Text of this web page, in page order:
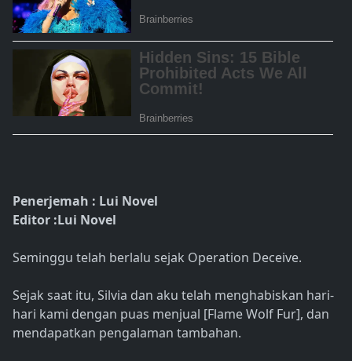
Penerjemah : Lui Novel
Editor :Lui Novel
Seminggu telah berlalu sejak Operation Deceive.
Sejak saat itu, Silvia dan aku telah menghabiskan hari-
hari kami dengan puas menjual [Flame Wolf Fur], dan
mendapatkan pengalaman tambahan.